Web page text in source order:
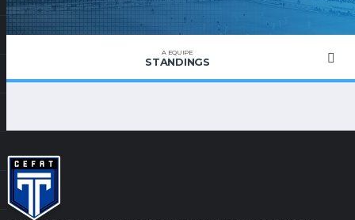
A EQUIPE
STANDINGS